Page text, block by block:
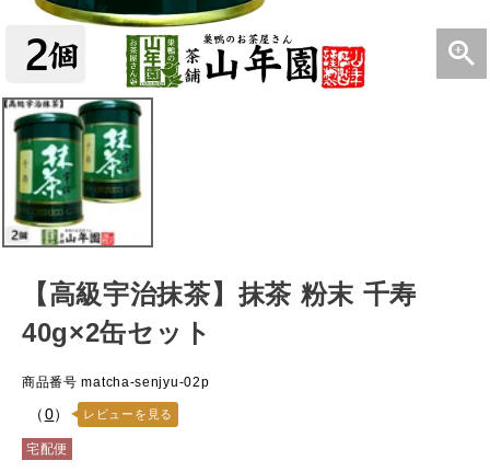
【高級宇治抹茶】抹茶 粉末 千寿
40g×2缶セット
商品番号 matcha-senjyu-02p
（0） レビューを見る
宅配便